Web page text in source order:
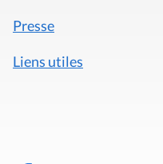
Presse
Liens utiles